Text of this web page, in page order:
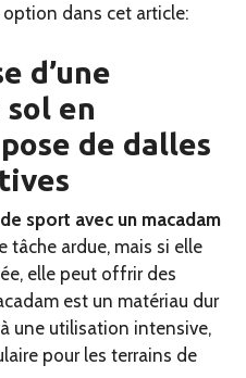
dans cet article:
d’une
en
de dalles
sport avec un macadam
tâche ardue, mais si elle
elle peut offrir des
est un matériau dur
une utilisation intensive,
pour les terrains de